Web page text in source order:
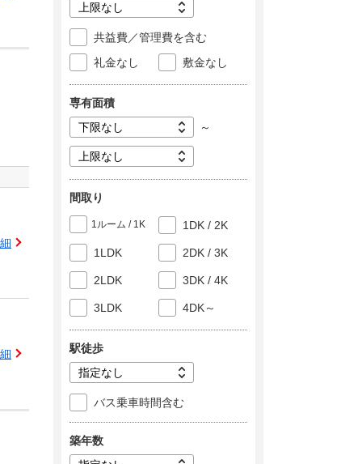
共益費／管理費を含む
礼金なし
敷金なし
専有面積
～
間取り
1ルーム / 1K 1DK / 2K
1LDK 2DK / 3K
2LDK 3DK / 4K
3LDK 4DK～
駅徒歩
バス乗車時間含む
築年数